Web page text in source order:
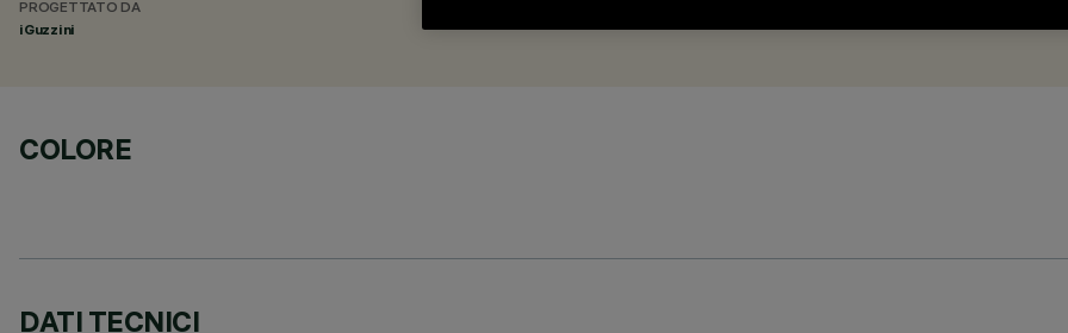
PROGETTATO DA
iGuzzini
COLORE
DATI TECNICI